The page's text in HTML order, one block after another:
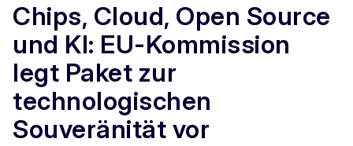
Chips, Cloud, Open Source
und KI: EU-Kommission
legt Paket zur
technologischen
Souveränität vor